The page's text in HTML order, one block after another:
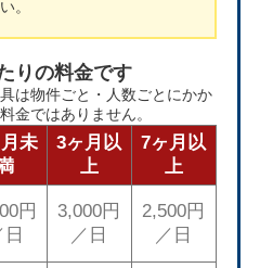
。
りの料金です
は物件ごと・人数ごとにかか
金ではありません。
未
3ヶ月以
上
7ヶ月以
上
円
日
3,000円
／日
2,500円
／日